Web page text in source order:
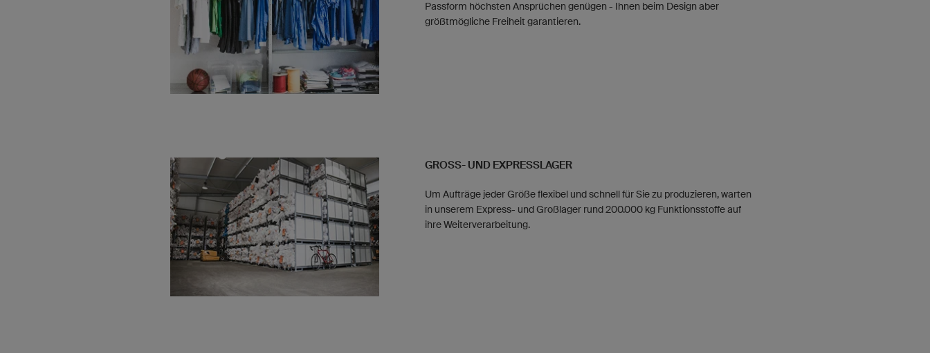
Passform höchsten Ansprüchen genügen - Ihnen beim Design aber
größtmögliche Freiheit garantieren.
GROSS- UND EXPRESSLAGER
Um Aufträge jeder Größe flexibel und schnell für Sie zu produzieren, warten
in unserem Express- und Großlager rund 200.000 kg Funktionsstoffe auf
ihre Weiterverarbeitung.